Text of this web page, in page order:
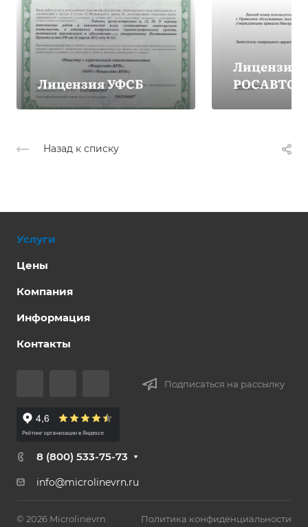
Лицензия УФСБ
Лицензия
Назад к списку
Услуги
Цены
Компания
Информация
Контакты
Подписаться на рассылку
8 (800) 533-75-73
info@microlinevrn.ru
© 2026 Microlinevrn Политика конфиденциальности